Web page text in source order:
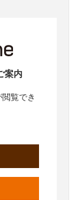
案内
覧でき